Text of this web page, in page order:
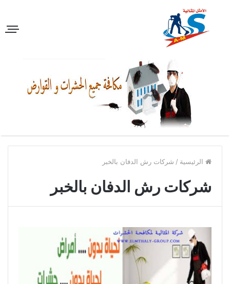
الرئيسية / شركات رش الدفان بالخبر
شركات رش الدفان بالخبر